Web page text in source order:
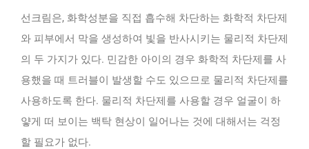
선크림은, 화학성분을 직접 흡수해 차단하는 화학적 차단제
와 피부에서 막을 생성하여 빛을 반사시키는 물리적 차단제
의 두 가지가 있다. 민감한 아이의 경우 화학적 차단제를 사
용했을 때 트러블이 발생할 수도 있으므로 물리적 차단제를
사용하도록 한다. 물리적 차단제를 사용할 경우 얼굴이 하
얗게 떠 보이는 백탁 현상이 일어나는 것에 대해서는 걱정
할 필요가 없다.